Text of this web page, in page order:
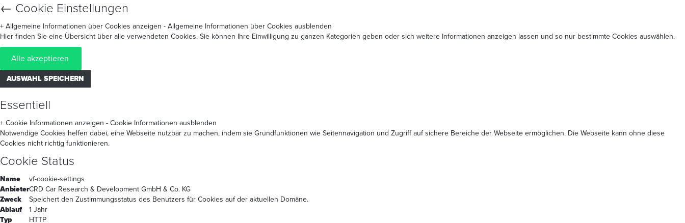
← Cookie Einstellungen
+ Allgemeine Informationen über Cookies anzeigen - Allgemeine Informationen über Cookies ausblenden
Hier finden Sie eine Übersicht über alle verwendeten Cookies. Sie können Ihre Einwilligung zu ganzen Kategorien geben oder sich weitere Informationen anzeigen lassen und so nur bestimmte Cookies auswählen.
Alle akzeptieren
AUSWAHL SPEICHERN
Essentiell
+ Cookie Informationen anzeigen - Cookie Informationen ausblenden
Notwendige Cookies helfen dabei, eine Webseite nutzbar zu machen, indem sie Grundfunktionen wie Seitennavigation und Zugriff auf sichere Bereiche der Webseite ermöglichen. Die Webseite kann ohne diese
Cookies nicht richtig funktionieren.
Cookie Status
Name
vf-cookie-settings
AnbieterCRD Car Research & Development GmbH & Co. KG
Zweck
Speichert den Zustimmungsstatus des Benutzers für Cookies auf der aktuellen Domäne.
Ablauf
1 Jahr
Typ
HTTP